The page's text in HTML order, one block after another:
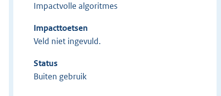
Impactvolle algoritmes
Impacttoetsen
Veld niet ingevuld.
Status
Buiten gebruik